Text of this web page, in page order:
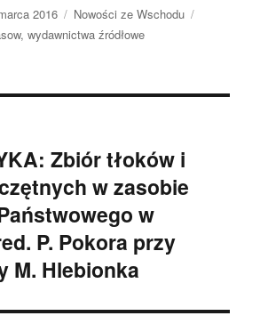
2016 Kategorie
Nowości ze Wschodu
,wydawnictwa źródłowe
Zbiór tłoków i
w zasobie
w
P. Pokora przy
M. Hlebionka